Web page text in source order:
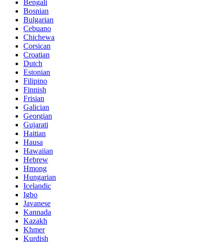
Bengali
Bosnian
Bulgarian
Cebuano
Chichewa
Corsican
Croatian
Dutch
Estonian
Filipino
Finnish
Frisian
Galician
Georgian
Gujarati
Haitian
Hausa
Hawaiian
Hebrew
Hmong
Hungarian
Icelandic
Igbo
Javanese
Kannada
Kazakh
Khmer
Kurdish